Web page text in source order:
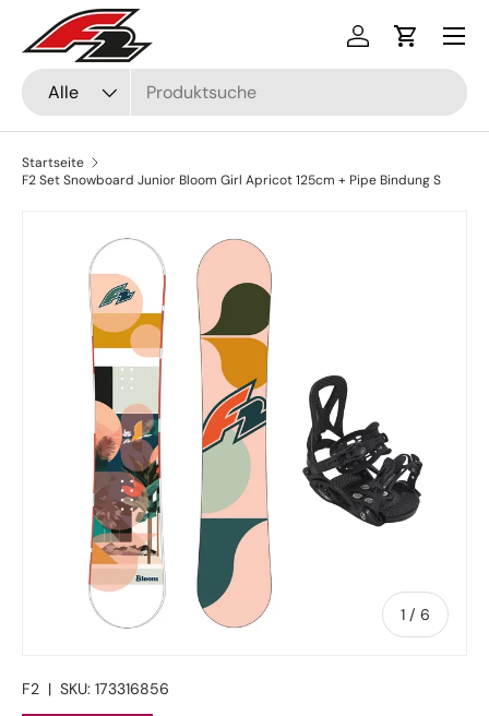
Direkt zum Inhalt
Suchen
Art
Alle
Einloggen
Menü
Startseite
F2 Set Snowboard Junior Bloom Girl Apricot 125cm + Pipe Bindung S
Zu Produktinformationen springen
1 / von
6
F2 | SKU: 173316856